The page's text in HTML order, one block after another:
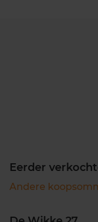
Eerder
Andere